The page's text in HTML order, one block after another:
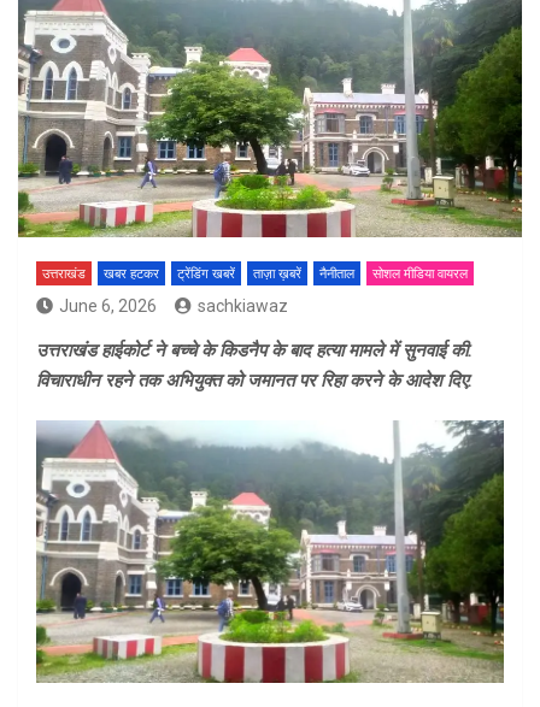
उत्तराखंड खबर हटकर ट्रेंडिंग खबरें ताज़ा ख़बरें नैनीताल सोशल मीडिया वायरल
June 6, 2026 sachkiawaz
उत्तराखंड हाईकोर्ट ने बच्चे के किडनैप के बाद हत्या मामले में सुनवाई की.
विचाराधीन रहने तक अभियुक्त को जमानत पर रिहा करने के आदेश दिए.